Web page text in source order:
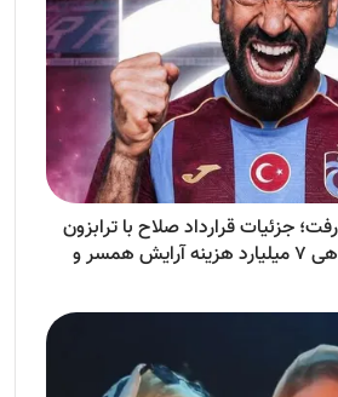
جزئیات قرارداد صلاح با ترابزون
اسپور فاش شد؛ ماهی ۷ میلیارد هزینه آرایش همسر و